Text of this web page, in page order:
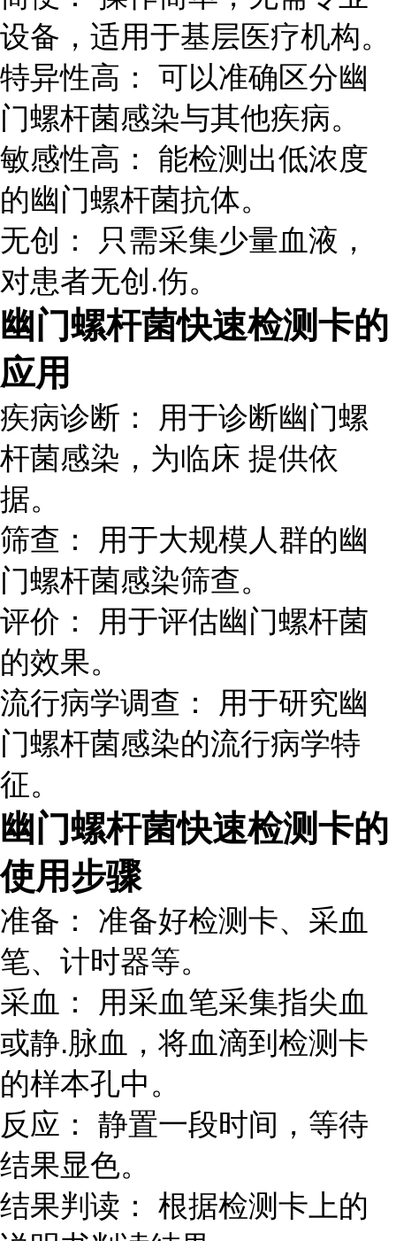
设备，适用于基层医疗机构。
特异性高： 可以准确区分幽
门螺杆菌感染与其他疾病。
敏感性高： 能检测出低浓度
的幽门螺杆菌抗体。
无创： 只需采集少量血液，
对患者无创.伤。
幽门螺杆菌快速检测卡的
应用
疾病诊断： 用于诊断幽门螺
杆菌感染，为临床 提供依
据。
筛查： 用于大规模人群的幽
门螺杆菌感染筛查。
评价： 用于评估幽门螺杆菌
的效果。
流行病学调查： 用于研究幽
门螺杆菌感染的流行病学特
征。
幽门螺杆菌快速检测卡的
使用步骤
准备： 准备好检测卡、采血
笔、计时器等。
采血： 用采血笔采集指尖血
或静.脉血，将血滴到检测卡
的样本孔中。
反应： 静置一段时间，等待
结果显色。
结果判读： 根据检测卡上的